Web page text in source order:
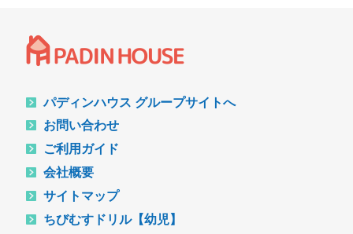
パディンハウス グループサイトへ
お問い合わせ
ご利用ガイド
会社概要
サイトマップ
ちびむすドリル【幼児】